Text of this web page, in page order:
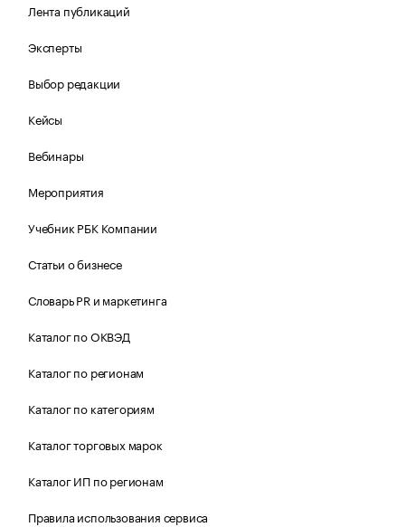
Лента публикаций
Эксперты
Выбор редакции
Кейсы
Вебинары
Мероприятия
Учебник РБК Компании
Статьи о бизнесе
Словарь PR и маркетинга
Каталог по ОКВЭД
Каталог по регионам
Каталог по категориям
Каталог торговых марок
Каталог ИП по регионам
Правила использования сервиса